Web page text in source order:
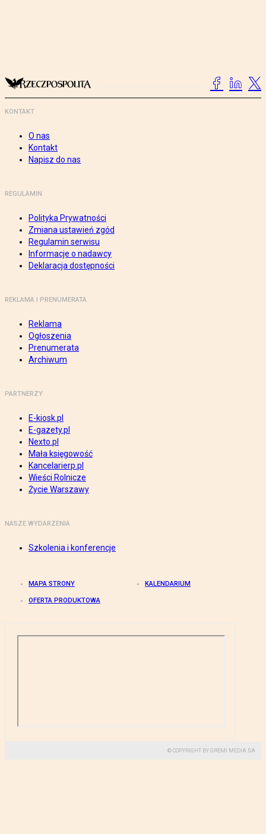
KONTAKT
O nas
Kontakt
Napisz do nas
REGULAMIN
Polityka Prywatności
Zmiana ustawień zgód
Regulamin serwisu
Informacje o nadawcy
Deklaracja dostępności
REKLAMA I PRENUMERATA
Reklama
Ogłoszenia
Prenumerata
Archiwum
PARTNERZY
E-kiosk.pl
E-gazety.pl
Nexto.pl
Mała księgowość
Kancelarierp.pl
Wieści Rolnicze
Życie Warszawy
NASZE WYDARZENIA
Szkolenia i konferencje
MAPA STRONY KALENDARIUM
OFERTA PRODUKTOWA
© COPYRIGHT BY GREMI MEDIA SA